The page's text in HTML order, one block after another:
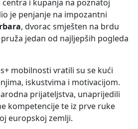
i kupanja na poznatoj
je penjanje na impozantni
, dvorac smješten na brdu
jedan od najljepših pogleda
mobilnosti vratili su se kući
iskustvima i motivacijom.
prijateljstva, unaprijedili
kompetencije te iz prve ruke
europskoj zemlji.